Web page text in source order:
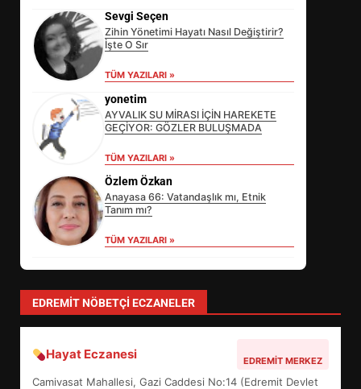
Sevgi Seçen
Zihin Yönetimi Hayatı Nasıl Değiştirir?
İşte O Sır
TÜM YAZILARI »
yonetim
AYVALIK SU MİRASI İÇİN HAREKETE
GEÇİYOR: GÖZLER BULUŞMADA
TÜM YAZILARI »
Özlem Özkan
Anayasa 66: Vatandaşlık mı, Etnik
Tanım mı?
TÜM YAZILARI »
EDREMIT NÖBETÇI ECZANELER
Hayat Eczanesi EDREMIT MERKEZ
Camivasat Mahallesi, Gazi Caddesi No:14 (Edremit Devlet
3
SÜRDÜRÜLEBİLİRLİKTE NE
DEĞİŞECEK?
4
BALIKESİR MÜZELERİNDE SÜRE
UZATILDI: NE DEĞİŞTİ?